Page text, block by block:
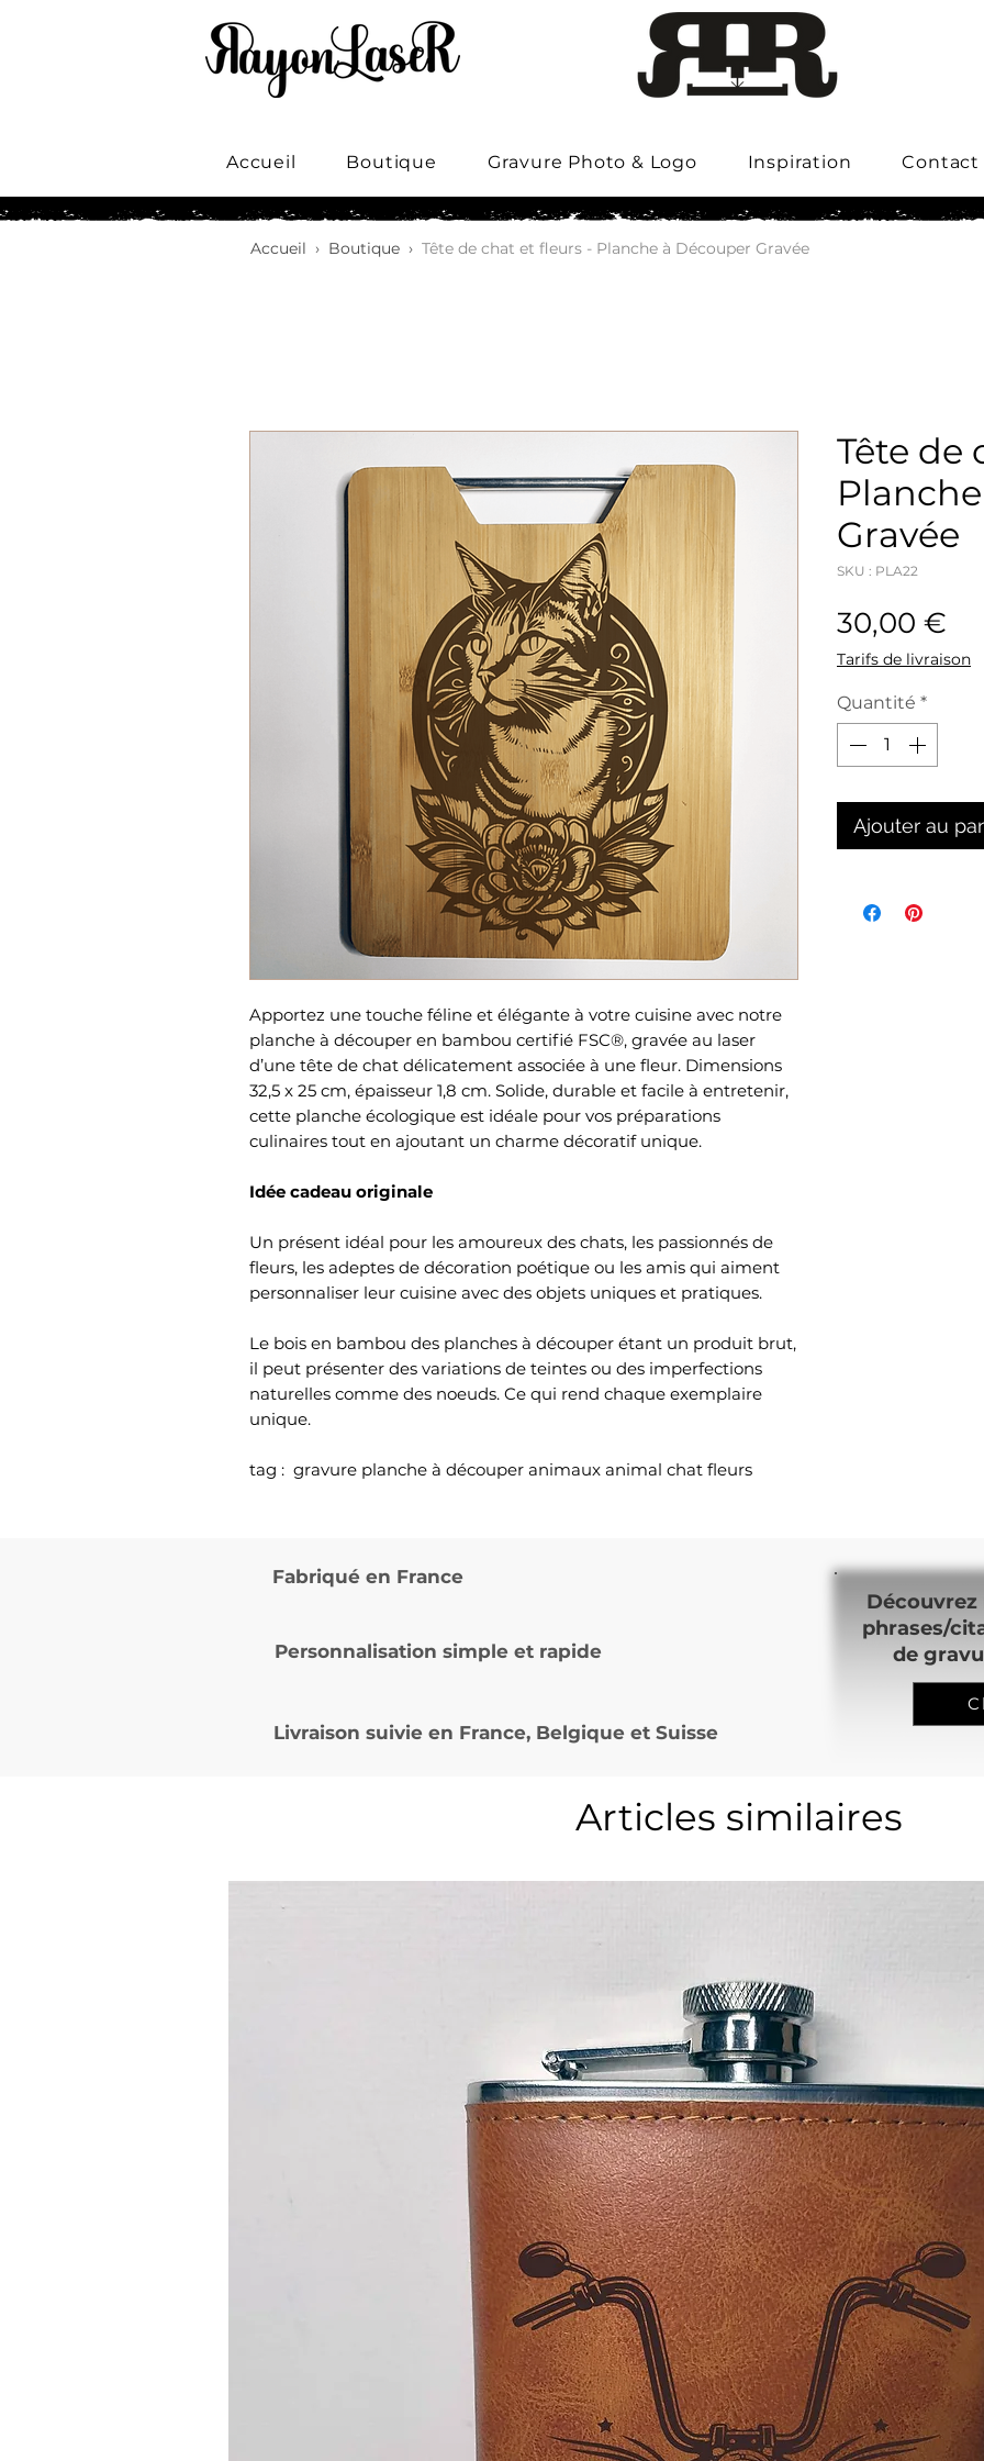
Accueil Boutique Gravure Photo & Logo Inspiration Contact
Accueil › Boutique › Tête de chat et fleurs - Planche à Découper Gravée
Apportez une touche féline et élégante à votre cuisine avec notre
planche à découper en bambou certifié FSC®, gravée au laser
d’une tête de chat délicatement associée à une fleur. Dimensions
32,5 x 25 cm, épaisseur 1,8 cm. Solide, durable et facile à entretenir,
cette planche écologique est idéale pour vos préparations
culinaires tout en ajoutant un charme décoratif unique.
Idée cadeau originale
Un présent idéal pour les amoureux des chats, les passionnés de
fleurs, les adeptes de décoration poétique ou les amis qui aiment
personnaliser leur cuisine avec des objets uniques et pratiques.
Le bois en bambou des planches à découper étant un produit brut,
il peut présenter des variations de teintes ou des imperfections
naturelles comme des noeuds. Ce qui rend chaque exemplaire
unique.
tag : gravure planche à découper animaux animal chat fleurs
Tête de
Gravée
SKU : PLA22
30,00 €
Tarifs de livraison
Quantité *
Ajouter au
Fabriqué en France
Personnalisation simple et rapide
Livraison suivie en France, Belgique et Suisse
phrases/
de
Articles similaires